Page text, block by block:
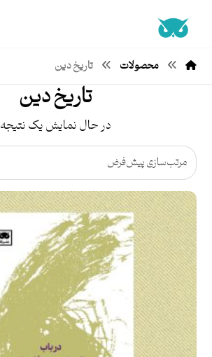
محصولات تاریخ دین
تاریخ دین
در حال نمایش یک نتیجه